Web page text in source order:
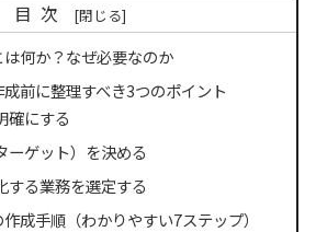
目次
何か？なぜ必要なのか
前に整理すべき3つのポイント
確にする
ゲット）を決める
る業務を選定する
成手順（わかりやすい7ステップ）